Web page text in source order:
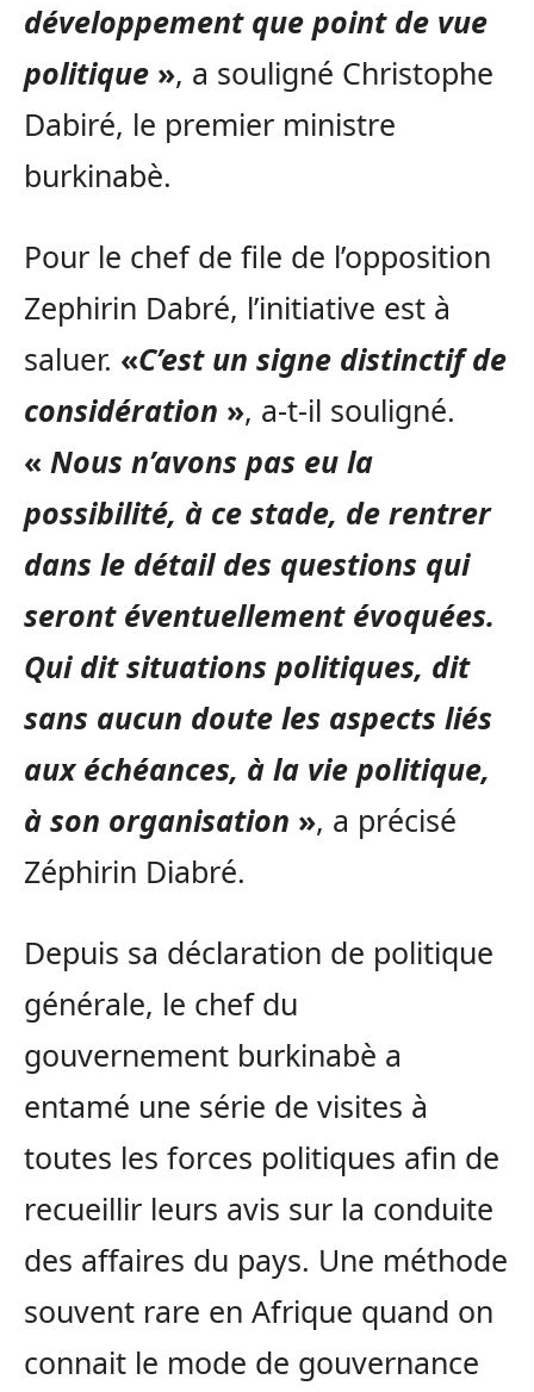
développement que point de vue
politique », a souligné Christophe
Dabiré, le premier ministre
burkinabè.
Pour le chef de file de l’opposition
Zephirin Dabré, l’initiative est à
saluer. «C’est un signe distinctif de
considération », a-t-il souligné.
« Nous n’avons pas eu la
possibilité, à ce stade, de rentrer
dans le détail des questions qui
seront éventuellement évoquées.
Qui dit situations politiques, dit
sans aucun doute les aspects liés
aux échéances, à la vie politique,
à son organisation », a précisé
Zéphirin Diabré.
Depuis sa déclaration de politique
générale, le chef du
gouvernement burkinabè a
entamé une série de visites à
toutes les forces politiques afin de
recueillir leurs avis sur la conduite
des affaires du pays. Une méthode
souvent rare en Afrique quand on
connait le mode de gouvernance